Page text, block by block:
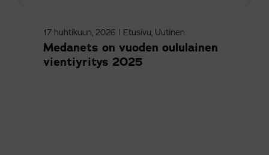
17 huhtikuun, 2026 | Etusivu, Uutinen
Medanets on vuoden oululainen
vientiyritys 2025